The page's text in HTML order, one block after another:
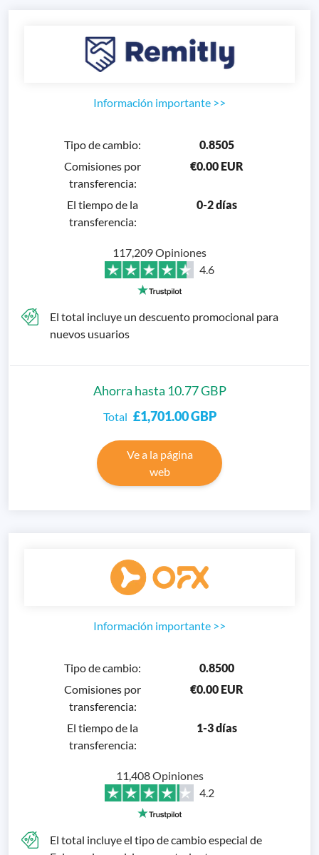
Información importante >>
117,209 Opiniones
4.6
Tipo de cambio:
0.8505
Comisiones por
transferencia:
€0.00 EUR
El tiempo de la
transferencia:
0-2 días
El total incluye un descuento promocional para
nuevos usuarios
Ahorra hasta 10.77 GBP
Total £1,701.00GBP
Ve a la página
web
Información importante >>
11,408 Opiniones
4.2
Tipo de cambio:
0.8500
Comisiones por
transferencia:
€0.00 EUR
El tiempo de la
transferencia:
1-3 días
El total incluye el tipo de cambio especial de